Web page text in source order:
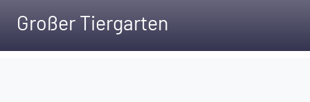
Großer Tiergarten